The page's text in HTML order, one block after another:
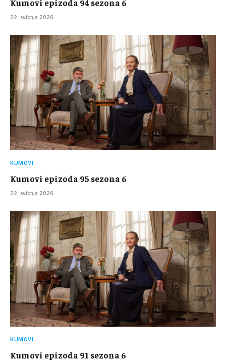
Kumovi epizoda 94 sezona 6
22. svibnja 2026.
KUMOVI
Kumovi epizoda 95 sezona 6
22. svibnja 2026.
KUMOVI
Kumovi epizoda 91 sezona 6